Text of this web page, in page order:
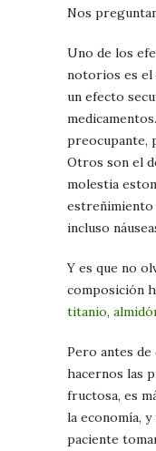
Nos
Uno de los
notorios es el
un efecto
preocupante,
Otros son el
molestia
estreñimiento
incluso
Y es que no
composición
titanio,
Pero antes de
hacernos las
fructosa, es
la economía,
paciente